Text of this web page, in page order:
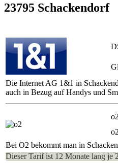
23795 Schackendorf
Die Internet AG 1&1 in
auch in Bezug auf Handys und
Bei O2 bekommt man in
Dieser Tarif ist 12 Monate lang je